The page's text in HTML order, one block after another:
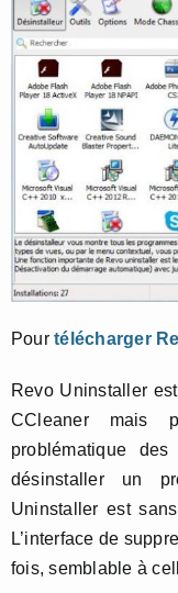
Pourtélécharger
Revo Uninstaller
CCleaner mais
problématique
désinstaller un
Uninstaller est
L’interface de
fois, semblable à